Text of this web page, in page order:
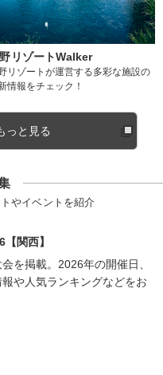
リゾートWalker
リゾートが運営する多彩な施設の
情報をチェック！
っと見る
やイベントを紹介
関西】
を掲載。2026年の開催日、
や人気ランキングなどをお